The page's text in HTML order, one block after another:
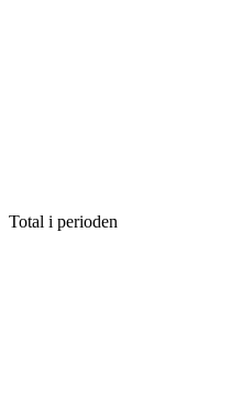
Total i perioden